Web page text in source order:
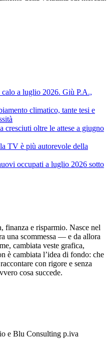
a luglio 2026. Giù P.A.,
climatico, tante tesi e
cresciuti oltre le attese a giugno
TV è più autorevole della
occupati a luglio 2026 sotto
finanza e risparmio. Nasce nel
una scommessa — e da allora
cambiata veste grafica,
è cambiata l’idea di fondo: che
con rigore e senza
cosa succede.
e Blu Consulting p.iva